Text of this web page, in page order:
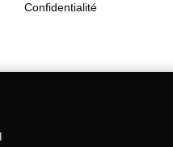
Confidentialité